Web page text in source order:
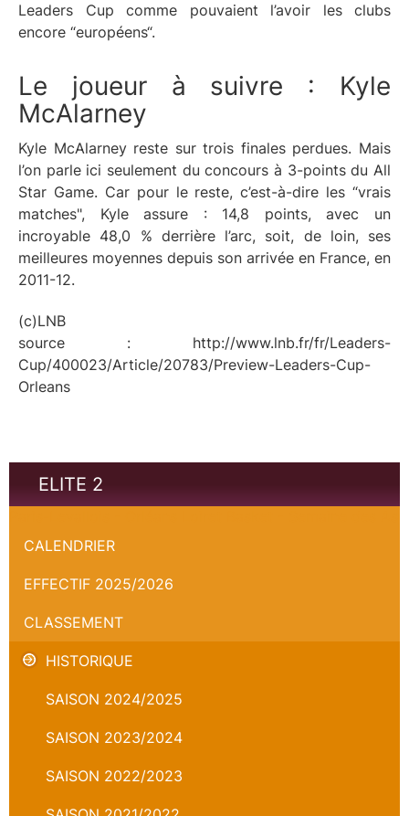
Leaders Cup comme pouvaient l’avoir les clubs
encore “européens“.
Le joueur à suivre : Kyle
McAlarney
Kyle McAlarney reste sur trois finales perdues. Mais
l’on parle ici seulement du concours à 3-points du All
Star Game. Car pour le reste, c’est-à-dire les “vrais
matches", Kyle assure : 14,8 points, avec un
incroyable 48,0 % derrière l’arc, soit, de loin, ses
meilleures moyennes depuis son arrivée en France, en
2011-12.
(c)LNB
source : http://www.lnb.fr/fr/Leaders-
Cup/400023/Article/20783/Preview-Leaders-Cup-
Orleans
ELITE 2
CALENDRIER
EFFECTIF 2025/2026
CLASSEMENT
HISTORIQUE
SAISON 2024/2025
SAISON 2023/2024
SAISON 2022/2023